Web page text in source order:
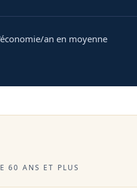
an en moyenne
60 ANS ET PLUS